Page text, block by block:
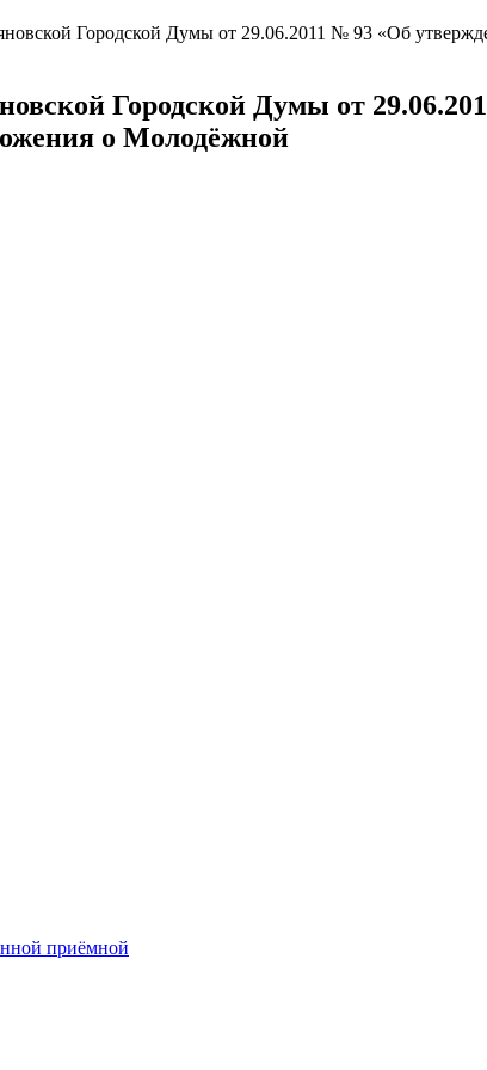
Городской Думы от 29.06.2011 № 93 «Об
Городской Думы от
о Молодёжной
приёмной